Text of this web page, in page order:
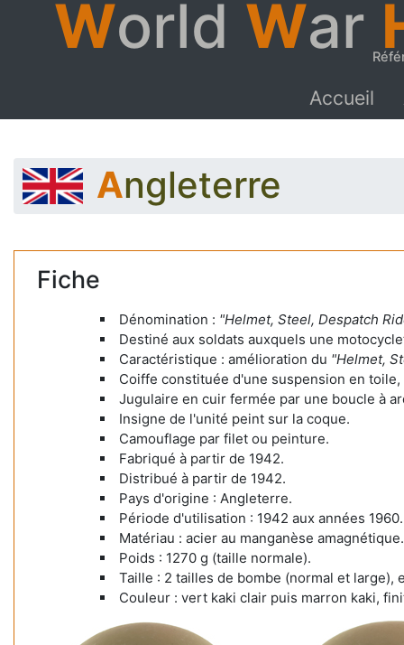
World War
Accueil
Angleterre
Fiche
Dénomination : "Helmet, Steel, Despatch
Destiné aux soldats auxquels une
Caractéristique : amélioration du "Helmet,
Coiffe constituée d'une suspension en
Jugulaire en cuir fermée par une boucle à
Insigne de l'unité peint sur la coque.
Camouflage par filet ou peinture.
Fabriqué à partir de 1942.
Distribué à partir de 1942.
Pays d'origine : Angleterre.
Période d'utilisation : 1942 aux années 1960.
Matériau : acier au manganèse amagnétique.
Poids : 1270 g (taille normale).
Taille : 2 tailles de bombe (normal et
Couleur : vert kaki clair puis marron kaki,